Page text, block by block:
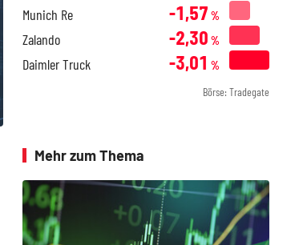
Munich Re -1,57 %
Zalando -2,30 %
Daimler Truck -3,01 %
Börse: Tradegate
Mehr zum Thema